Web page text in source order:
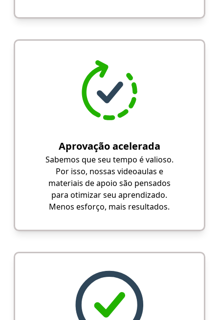
Aprovação acelerada
Sabemos que seu tempo é valioso.
Por isso, nossas videoaulas e
materiais de apoio são pensados
para otimizar seu aprendizado.
Menos esforço, mais resultados.